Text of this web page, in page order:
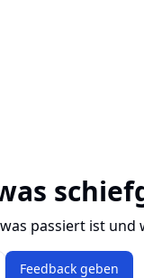
passiert ist
Feedback geben